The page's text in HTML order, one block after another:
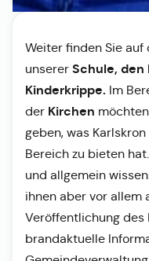
Weiter finden Sie auf
unserer Schule, den
Kinderkrippe. Im
der Kirchen
geben, was
Bereich zu bieten
und allgemein
ihnen aber vor allem
Veröffentlichung
brandaktuelle